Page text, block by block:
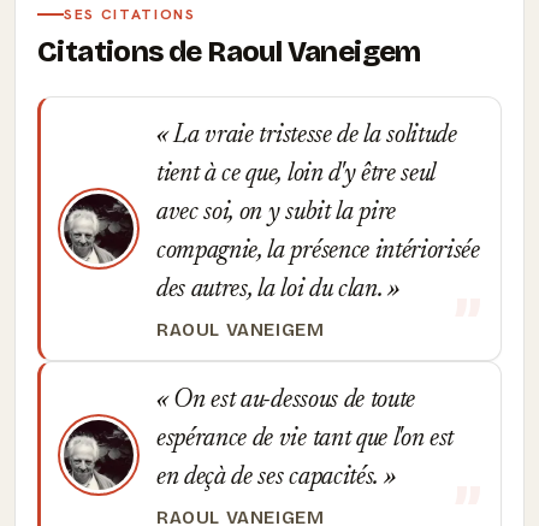
SES CITATIONS
Citations de Raoul Vaneigem
La vraie tristesse de la solitude
tient à ce que, loin d'y être seul
avec soi, on y subit la pire
compagnie, la présence intériorisée
des autres, la loi du clan.
RAOUL VANEIGEM
On est au-dessous de toute
espérance de vie tant que l'on est
en deçà de ses capacités.
RAOUL VANEIGEM